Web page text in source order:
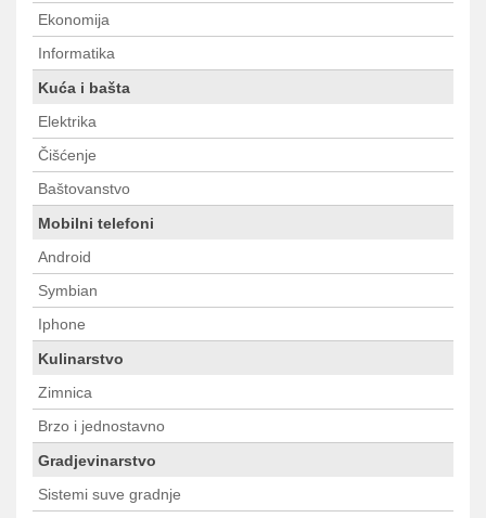
Ekonomija
Informatika
Kuća i bašta
Elektrika
Čišćenje
Baštovanstvo
Mobilni telefoni
Android
Symbian
Iphone
Kulinarstvo
Zimnica
Brzo i jednostavno
Gradjevinarstvo
Sistemi suve gradnje